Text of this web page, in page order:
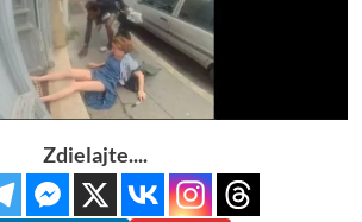
Zdielajte....